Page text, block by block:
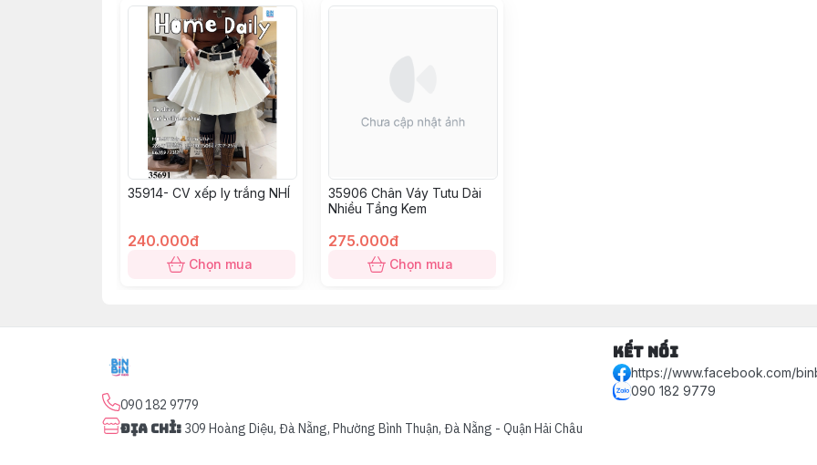
35914- CV xếp ly trắng NHÍ
240.000đ
Chọn mua
35906 Chân Váy Tutu Dài
Nhiều Tầng Kem
275.000đ
Chọn mua
090 182 9779
Địa chỉ: 309 Hoàng Diệu, Đà Nẵng, Phường Bình Thuận, Đà Nẵng - Quận Hải Châu
Kết nối
https://www.facebook.com/
090 182 9779